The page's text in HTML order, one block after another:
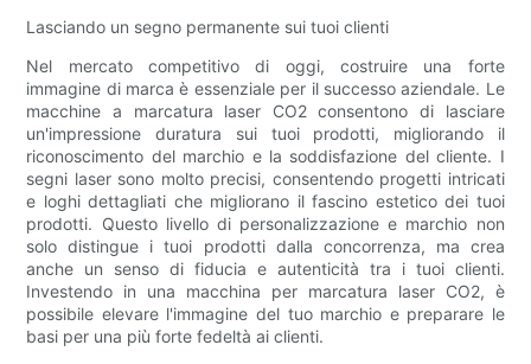
Lasciando un segno permanente sui tuoi clienti
Nel mercato competitivo di oggi, costruire una forte
immagine di marca è essenziale per il successo aziendale. Le
macchine a marcatura laser CO2 consentono di lasciare
un'impressione duratura sui tuoi prodotti, migliorando il
riconoscimento del marchio e la soddisfazione del cliente. I
segni laser sono molto precisi, consentendo progetti intricati
e loghi dettagliati che migliorano il fascino estetico dei tuoi
prodotti. Questo livello di personalizzazione e marchio non
solo distingue i tuoi prodotti dalla concorrenza, ma crea
anche un senso di fiducia e autenticità tra i tuoi clienti.
Investendo in una macchina per marcatura laser CO2, è
possibile elevare l'immagine del tuo marchio e preparare le
basi per una più forte fedeltà ai clienti.